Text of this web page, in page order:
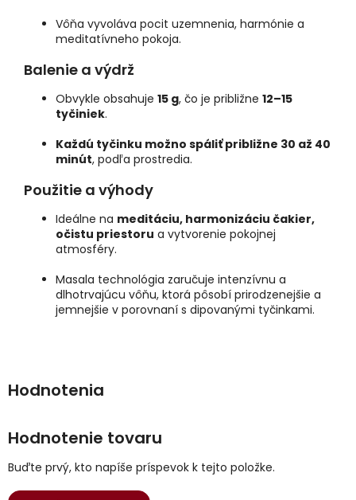
Vôňa vyvoláva pocit uzemnenia, harmónie a
meditatívneho pokoja.
Balenie a výdrž
Obvykle obsahuje 15 g, čo je približne 12–15
tyčiniek.
Každú tyčinku možno spáliť približne 30 až 40
minút, podľa prostredia.
Použitie a výhody
Ideálne na meditáciu, harmonizáciu čakier,
očistu priestoru a vytvorenie pokojnej
atmosféry.
Masala technológia zaručuje intenzívnu a
dlhotrvajúcu vôňu, ktorá pôsobí prirodzenejšie a
jemnejšie v porovnaní s dipovanými tyčinkami.
Hodnotenie tovaru
Buďte prvý, kto napíše príspevok k tejto položke.